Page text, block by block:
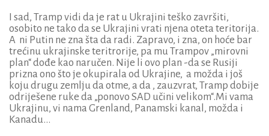
I sad, Tramp vidi da je rat u Ukrajini teško završiti,
osobito ne tako da se Ukrajini vrati njena oteta teritorija.
A ni Putin ne zna šta da radi. Zapravo, i zna, on hoće bar
trećinu ukrajinske teritrorije, pa mu Trampov „mirovni
plan“ dođe kao naručen. Nije li ovo plan -da se Rusiji
prizna ono što je okupirala od Ukrajine, a možda i još
koju drugu zemlju da otme, a da , zauzvrat, Tramp dobije
odriješene ruke da „ponovo SAD učini velikom“.Mi vama
Ukrajinu, vi nama Grenland, Panamski kanal, možda i
Kanadu...